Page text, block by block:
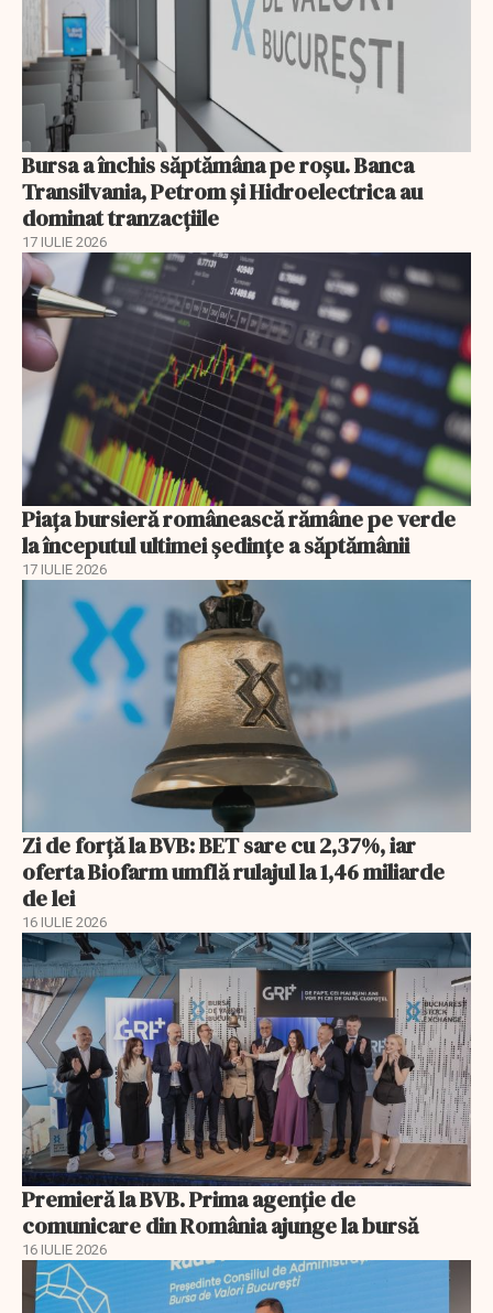
Bursa a închis săptămâna pe roșu. Banca
Transilvania, Petrom și Hidroelectrica au
dominat tranzacțiile
17 IULIE 2026
Piața bursieră românească rămâne pe verde
la începutul ultimei ședințe a săptămânii
17 IULIE 2026
Zi de forță la BVB: BET sare cu 2,37%, iar
oferta Biofarm umflă rulajul la 1,46 miliarde
de lei
16 IULIE 2026
Premieră la BVB. Prima agenție de
comunicare din România ajunge la bursă
16 IULIE 2026